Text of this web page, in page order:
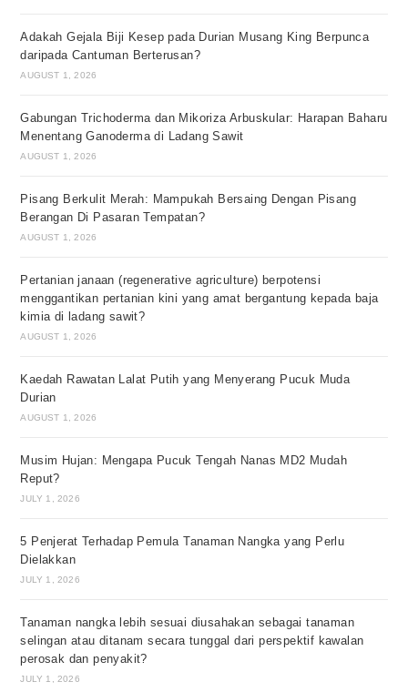
Adakah Gejala Biji Kesep pada Durian Musang King Berpunca
daripada Cantuman Berterusan?
AUGUST 1, 2026
Gabungan Trichoderma dan Mikoriza Arbuskular: Harapan Baharu
Menentang Ganoderma di Ladang Sawit
AUGUST 1, 2026
Pisang Berkulit Merah: Mampukah Bersaing Dengan Pisang
Berangan Di Pasaran Tempatan?
AUGUST 1, 2026
Pertanian janaan (regenerative agriculture) berpotensi
menggantikan pertanian kini yang amat bergantung kepada baja
kimia di ladang sawit?
AUGUST 1, 2026
Kaedah Rawatan Lalat Putih yang Menyerang Pucuk Muda
Durian
AUGUST 1, 2026
Musim Hujan: Mengapa Pucuk Tengah Nanas MD2 Mudah
Reput?
JULY 1, 2026
5 Penjerat Terhadap Pemula Tanaman Nangka yang Perlu
Dielakkan
JULY 1, 2026
Tanaman nangka lebih sesuai diusahakan sebagai tanaman
selingan atau ditanam secara tunggal dari perspektif kawalan
perosak dan penyakit?
JULY 1, 2026